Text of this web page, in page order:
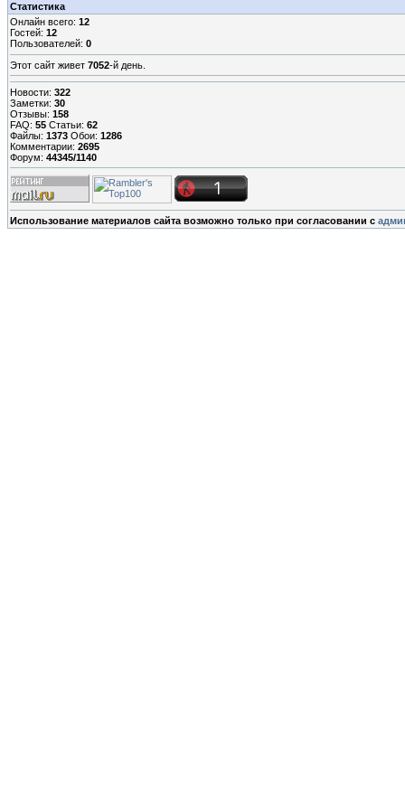
Статистика
Онлайн всего: 12
Гостей: 12
Пользователей: 0
Этот сайт живет 7052-й день.
Новости: 322
Заметки: 30
Отзывы: 158
FAQ: 55 Статьи: 62
Файлы: 1373 Обои: 1286
Комментарии: 2695
Форум: 44345/1140
Использование материалов сайта возможно только при согласовании с